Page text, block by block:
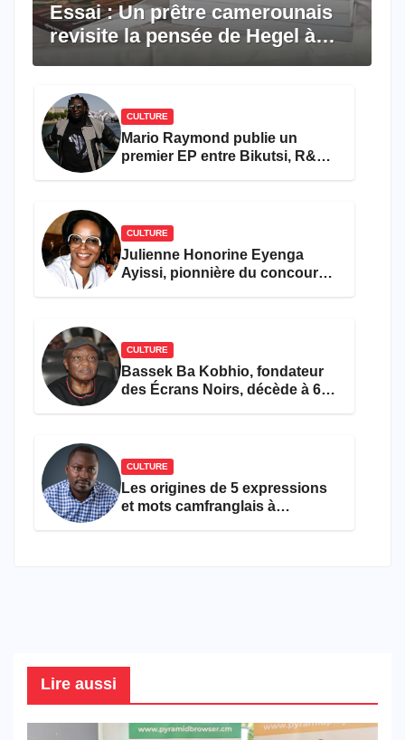
Essai : Un prêtre camerounais
revisite la pensée de Hegel à
CULTURE
Mario Raymond publie un
premier EP entre Bikutsi, R&B
CULTURE
Julienne Honorine Eyenga
Ayissi, pionnière du concours
CULTURE
Bassek Ba Kobhio, fondateur
des Écrans Noirs, décède à 69
CULTURE
Les origines de 5 expressions
et mots camfranglais à
Lire aussi